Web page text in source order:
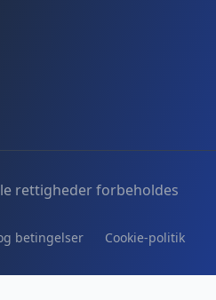
rettigheder forbeholdes
betingelser Cookie-politik